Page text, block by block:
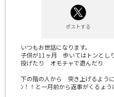
ポストする
いつもお世話になります。
子供が11ヶ月 歩いてはトンとし
投げたり オモチャで遊んだり
下の階の人から 突き上げるように
ﾝ！！と一月前から返事がくるょ